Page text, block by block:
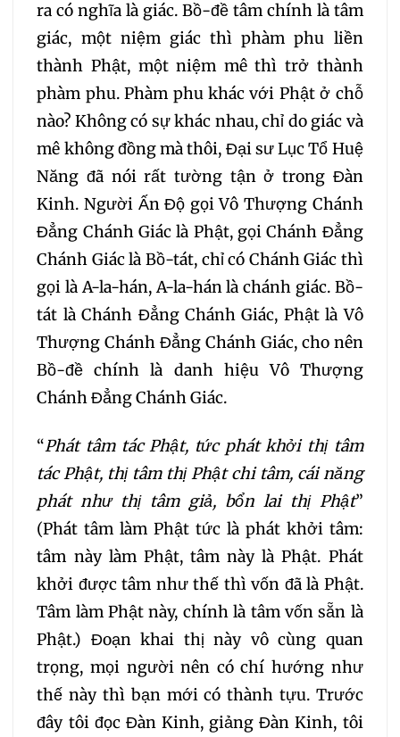
355 356 357
358 359 360
362
364 365 366
367 368 369
370 371 372
373 374
ra có nghĩa là giác. Bồ-đề tâm chính là tâm
giác, một niệm giác thì phàm phu liền
thành Phật, một niệm mê thì trở thành
phàm phu. Phàm phu khác với Phật ở chỗ
nào? Không có sự khác nhau, chỉ do giác và
mê không đồng mà thôi, Đại sư Lục Tổ Huệ
Năng đã nói rất tường tận ở trong Đàn
Kinh. Người Ấn Độ gọi Vô Thượng Chánh
Đẳng Chánh Giác là Phật, gọi Chánh Đẳng
Chánh Giác là Bồ-tát, chỉ có Chánh Giác thì
gọi là A-la-hán, A-la-hán là chánh giác. Bồ-
tát là Chánh Đẳng Chánh Giác, Phật là Vô
Thượng Chánh Đẳng Chánh Giác, cho nên
Bồ-đề chính là danh hiệu Vô Thượng
Chánh Đẳng Chánh Giác.
“Phát tâm tác Phật, tức phát khởi thị tâm
tác Phật, thị tâm thị Phật chi tâm, cái năng
phát như thị tâm giả, bổn lai thị Phật”
(Phát tâm làm Phật tức là phát khởi tâm:
tâm này làm Phật, tâm này là Phật. Phát
khởi được tâm như thế thì vốn đã là Phật.
Tâm làm Phật này, chính là tâm vốn sẵn là
Phật.) Đoạn khai thị này vô cùng quan
trọng, mọi người nên có chí hướng như
thế này thì bạn mới có thành tựu. Trước
đây tôi đọc Đàn Kinh, giảng Đàn Kinh, tôi